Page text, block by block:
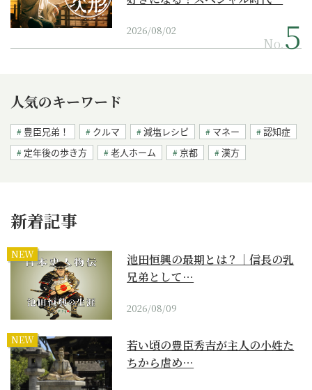
2026/08/02
No.
人気のキーワード
豊臣兄弟！ クルマ 減塩レシピ マネー
認知症
定年後の歩き方
老人ホーム 京都 漢方
新着記事
NEW
池田恒興の最期とは？｜信長の乳
兄弟として…
2026/08/09
NEW
若い頃の豊臣秀吉が主人の小姓た
ちから虐め…